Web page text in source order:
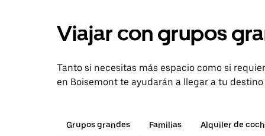
Viajar con grupos
Tanto si necesitas más espacio como si
en Boisemont te ayudarán a llegar a tu
Grupos grandes Familias Alquiler de